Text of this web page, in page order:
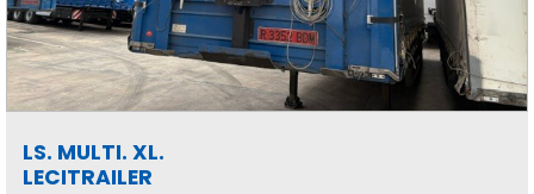
LS. MULTI. XL.
LECITRAILER